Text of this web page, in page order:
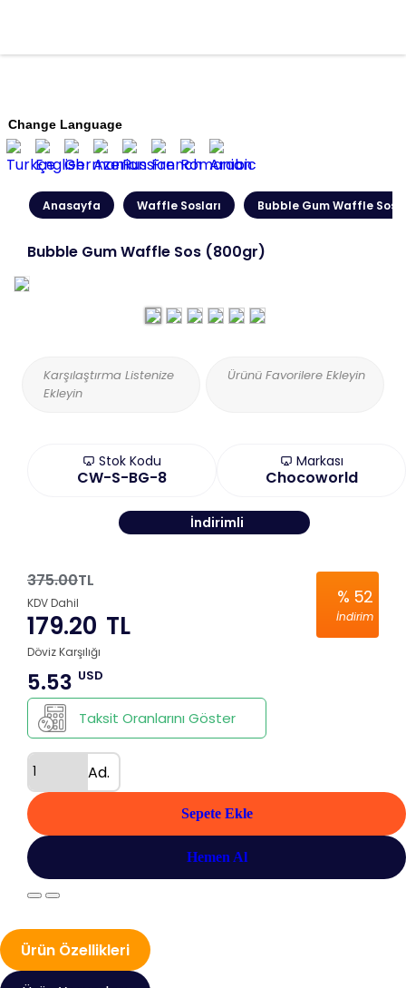
Change Language
Anasayfa Waffle Sosları Bubble Gum Waffle Sos
Bubble Gum Waffle Sos (800gr)
Karşılaştırma Listenize
Ekleyin
Ürünü Favorilere Ekleyin
Stok Kodu
CW-S-BG-8
Markası
Chocoworld
İndirimli
% 52
İndirim
375.00TL
179.20 TL
KDV Dahil
Döviz Karşılığı
5.53 USD
Taksit Oranlarını Göster
Ad.
Sepete Ekle
Hemen Al
Ürün Özellikleri